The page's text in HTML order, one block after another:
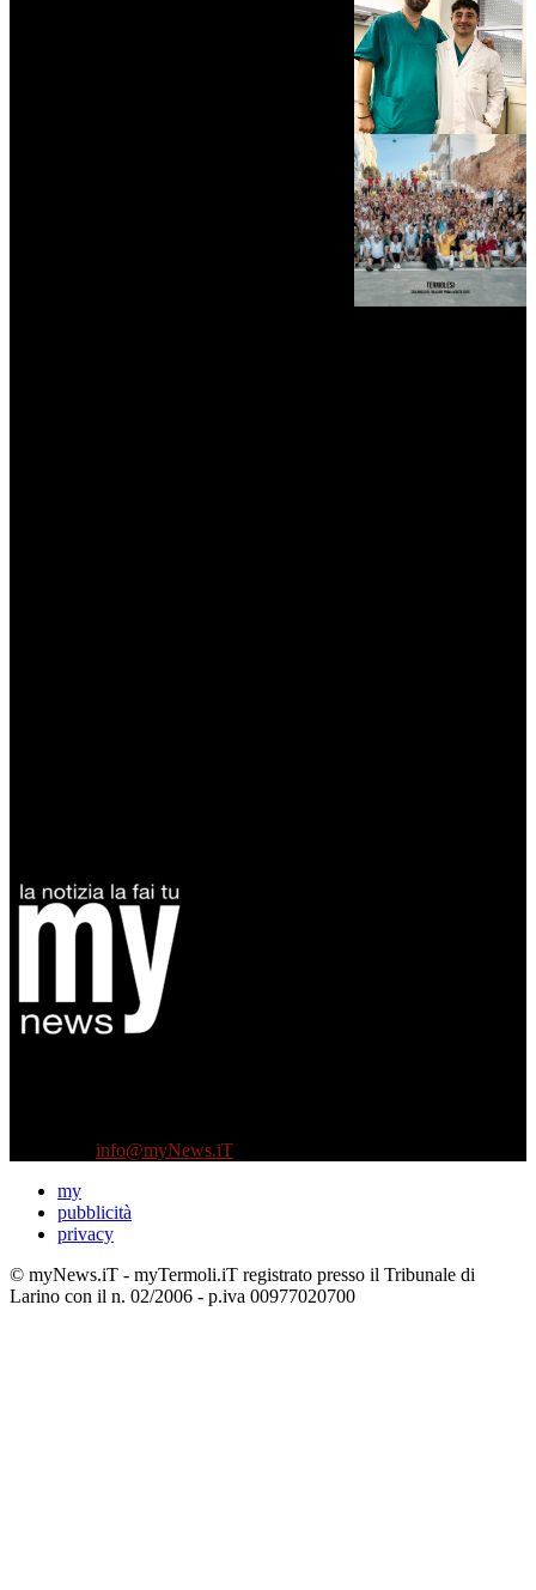
info@myNews.iT
my
pubblicità
privacy
© myNews.iT - myTermoli.iT registrato presso il Tribunale di
Larino con il n. 02/2006 - p.iva 00977020700